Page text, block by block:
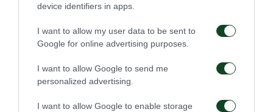
device identifiers in apps.
I want to allow my user data to be sent to
Google for online advertising purposes.
I want to allow Google to send me
personalized advertising.
I want to allow Google to enable storage